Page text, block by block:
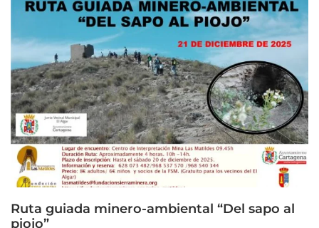
Ruta guiada minero-ambiental “Del sapo al
piojo”